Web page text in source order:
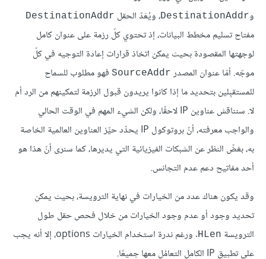
وDestinationAddr، ويُعَدّ الحقل DestinationAddr
مفتاح تسليم مخطط البيانات، إذ تحتوي كلّ رزمة على عنوان كامل
لوجهتها المقصودة بحيث يمكن اتخاذ قرارات إعادة التوجيه في كلّ
موجّه. أمّا عنوان المصدر SourceAddr فهو مطلوب للسماح
للمستقبِلين بتحديد ما إذا كانوا يريدون قبول الرزمة لتمكينهم من الرد أم
لا. سنناقش عناوين IP لاحقًا، ولكن الشيء المهم في الوقت الحالي
والواجب معرفته، أنّ بروتوكول IP يحدِّد حيِّز العناوين العالمية الخاصة
به، بغضّ النظر عن الشبكات الفيزيائية التي يديرها، كما سنرى أنّ هذا هو
أحد مفاتيح دعم عدم التجانس.
وقد يكون هناك عدد من الخيارات في نهاية الترويسة، بحيث يمكن
تحديد وجود أو عدم وجود الخيارات من خلال فحص حقل طول
الترويسة HLen
. ورغم ندرة استخدام الخيارات options، إلا أنه يجب
على تطبيق IP الكامل التعامُل معها جميعًا.